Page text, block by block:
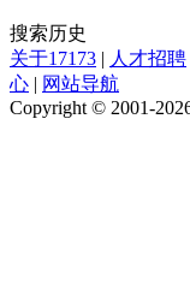
搜索历史
关于17173 | 人才招聘
心 | 网站导航
Copyright © 2001-